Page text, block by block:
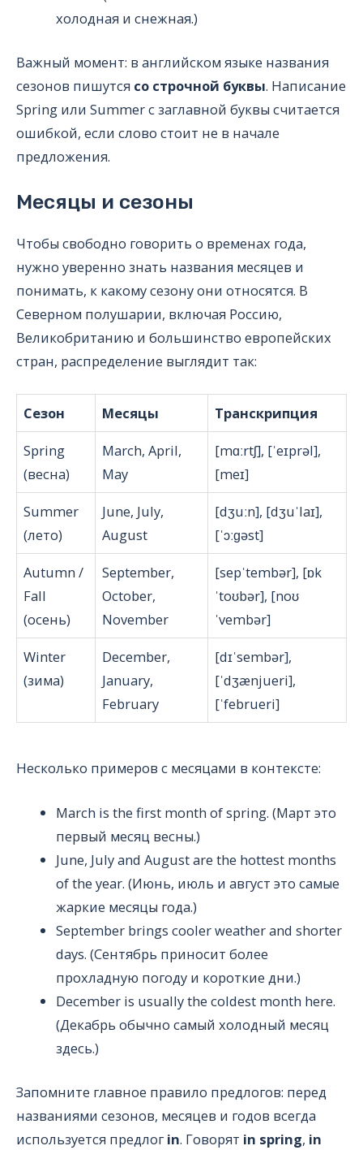
холодная и снежная.)
Важный момент: в английском языке названия
сезонов пишутся со строчной буквы. Написание
Spring или Summer с заглавной буквы считается
ошибкой, если слово стоит не в начале
предложения.
Месяцы и сезоны
Чтобы свободно говорить о временах года,
нужно уверенно знать названия месяцев и
понимать, к какому сезону они относятся. В
Северном полушарии, включая Россию,
Великобританию и большинство европейских
стран, распределение выглядит так:
Сезон Месяцы
Транскрипция
Spring
(весна)
March, April,
May
[mɑːrtʃ], [ˈeɪprəl],
[meɪ]
Summer
(лето)
June, July,
August
[dʒuːn], [dʒuˈlaɪ],
[ˈɔːɡəst]
Autumn /
Fall
(осень)
September,
October,
November
[sepˈtembər], [ɒk
ˈtoʊbər], [noʊ
ˈvembər]
Winter
(зима)
December,
January,
February
[dɪˈsembər],
[ˈdʒænjueri],
[ˈfebrueri]
Несколько примеров с месяцами в контексте:
March is the first month of spring. (Март это
первый месяц весны.)
June, July and August are the hottest months
of the year. (Июнь, июль и август это самые
жаркие месяцы года.)
September brings cooler weather and shorter
days. (Сентябрь приносит более
прохладную погоду и короткие дни.)
December is usually the coldest month here.
(Декабрь обычно самый холодный месяц
здесь.)
Запомните главное правило предлогов: перед
названиями сезонов, месяцев и годов всегда
используется предлог in. Говорят in spring, in